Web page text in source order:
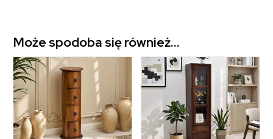
Może spodoba się również…